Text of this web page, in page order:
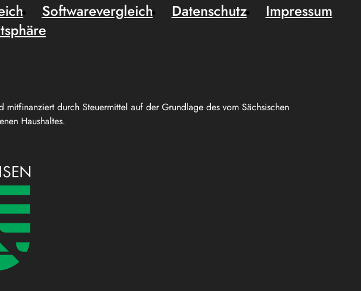
durch Steuermittel auf der Grundlage des vom Sächsischen
Haushaltes.
Softwarevergleich Datenschutz
Impressum